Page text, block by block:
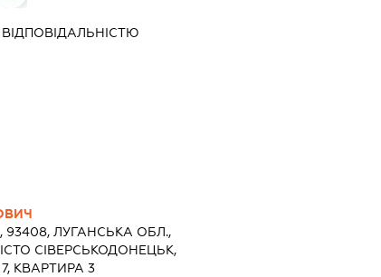
93408, ЛУГАНСЬКА ОБЛ.,
СІВЕРСЬКОДОНЕЦЬК,
КВАРТИРА 3